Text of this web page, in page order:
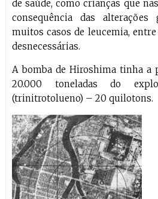
de saúde, como crianças que
consequência das
muitos casos de leucemia,
desnecessárias.
A bomba de Hiroshima tinha a
20.000 toneladas do
(trinitrotolueno) – 20 quilotons.